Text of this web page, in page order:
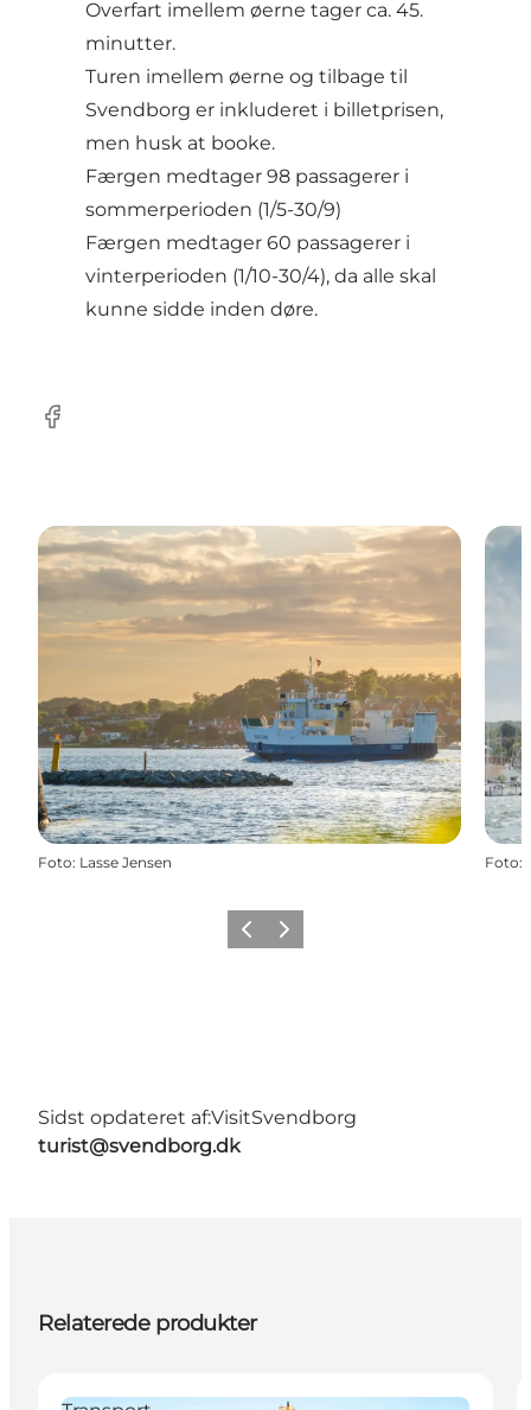
Overfart imellem øerne tager ca. 45.
minutter.
Turen imellem øerne og tilbage til
Svendborg er inkluderet i billetprisen,
men husk at booke.
Færgen medtager 98 passagerer i
sommerperioden (1/5-30/9)
Færgen medtager 60 passagerer i
vinterperioden (1/10-30/4), da alle skal
kunne sidde inden døre.
Facebook
Foto: Lasse Jensen Foto:
ForrigeNæste
Sidst opdateret af:VisitSvendborg
turist@svendborg.dk
Relaterede produkter